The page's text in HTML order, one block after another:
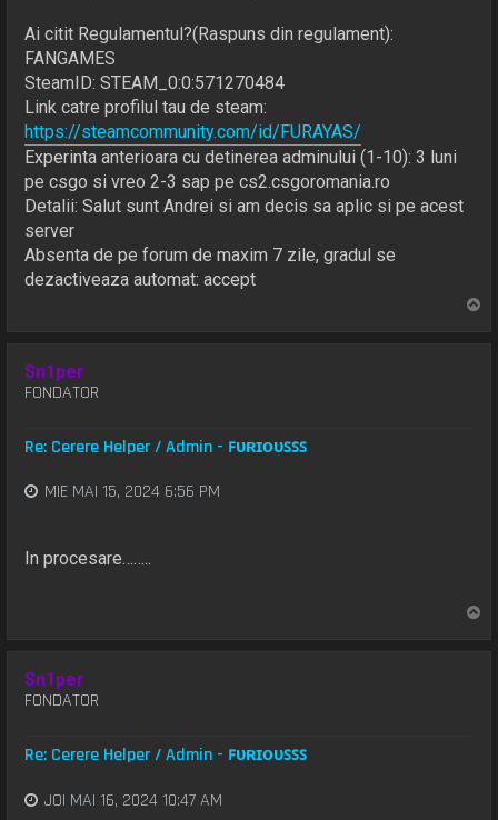
Ai citit Regulamentul?(Raspuns din regulament):
FANGAMES
SteamID: STEAM_0:0:571270484
Link catre profilul tau de steam:
https://steamcommunity.com/id/FURAYAS/
Experinta anterioara cu detinerea adminului (1-10): 3 luni
pe csgo si vreo 2-3 sap pe cs2.csgoromania.ro
Detalii: Salut sunt Andrei si am decis sa aplic si pe acest
server
Absenta de pe forum de maxim 7 zile, gradul se
dezactiveaza automat: accept
Sn1per
FONDATOR
Re: Cerere Helper / Admin - ꜰᴜʀɪᴏᴜꜱꜱꜱ
MIE MAI 15, 2024 6:56 PM
In procesare……..
Sn1per
FONDATOR
Re: Cerere Helper / Admin - ꜰᴜʀɪᴏᴜꜱꜱꜱ
JOI MAI 16, 2024 10:47 AM